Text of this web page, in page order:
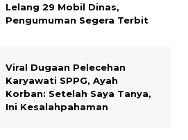
Lelang 29 Mobil Dinas,
Pengumuman Segera Terbit
Viral Dugaan Pelecehan
Karyawati SPPG, Ayah
Korban: Setelah Saya Tanya,
Ini Kesalahpahaman